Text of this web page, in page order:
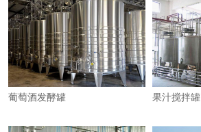
葡萄酒发酵罐 果汁搅拌罐